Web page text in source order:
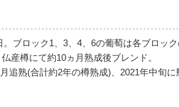
ブロック1、3、4、6の葡萄は各ブロック
産樽にて約10ヵ月熟成後ブレンド。
追熟(合計約2年の樽熟成)、2021年中旬